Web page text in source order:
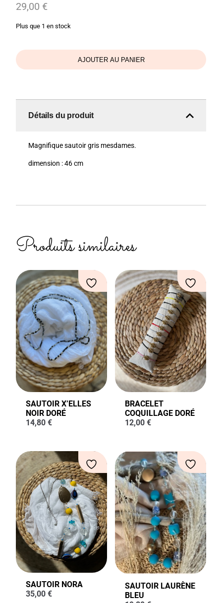
29,00 €
Plus que 1 en stock
AJOUTER AU PANIER
Détails du produit
Magnifique sautoir gris mesdames.
dimension : 46 cm
Produits similaires
SAUTOIR X’ELLES
NOIR DORÉ
14,80 €
BRACELET
COQUILLAGE DORÉ
12,00 €
SAUTOIR NORA
35,00 €
SAUTOIR LAURÈNE
BLEU